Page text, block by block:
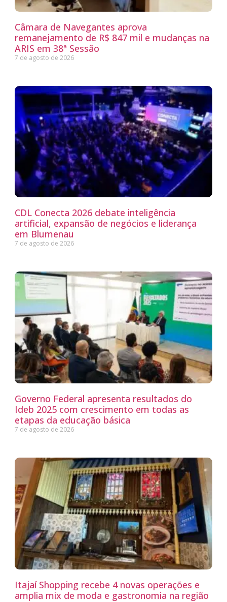
Câmara de Navegantes aprova
remanejamento de R$ 847 mil e mudanças na
ARIS em 38ª Sessão
7 de agosto de 2026
CDL Conecta 2026 debate inteligência
artificial, expansão de negócios e liderança
em Blumenau
7 de agosto de 2026
Governo Federal apresenta resultados do
Ideb 2025 com crescimento em todas as
etapas da educação básica
7 de agosto de 2026
Itajaí Shopping recebe 4 novas operações e
amplia mix de moda e gastronomia na região